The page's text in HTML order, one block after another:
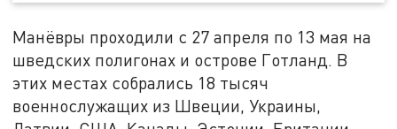
Манёвры проходили с 27 апреля по 13 мая на
шведских полигонах и острове Готланд. В
этих местах собрались 18 тысяч
военнослужащих из Швеции, Украины,